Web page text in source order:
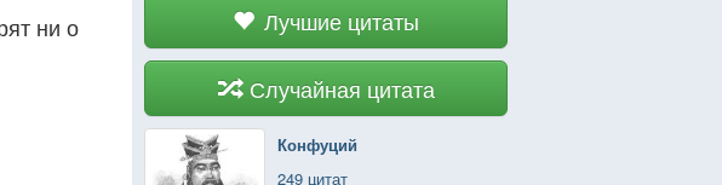
Лучшие цитаты
Случайная цитата
Конфуций
249 цитат
ни о